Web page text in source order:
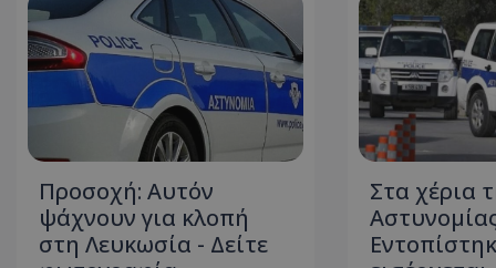
Προσοχή: Αυτόν
ψάχνουν για κλοπή
στη Λευκωσία - Δείτε
Στα χέρια
msToken